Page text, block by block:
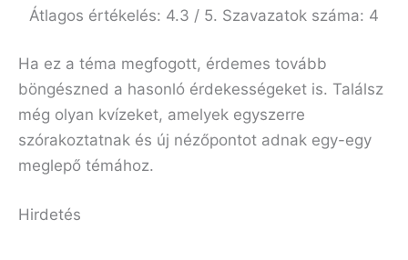
Átlagos értékelés: 4.3 / 5. Szavazatok száma: 4
Ha ez a téma megfogott, érdemes tovább
böngészned a hasonló érdekességeket is. Találsz
még olyan kvízeket, amelyek egyszerre
szórakoztatnak és új nézőpontot adnak egy-egy
meglepő témához.
Hirdetés